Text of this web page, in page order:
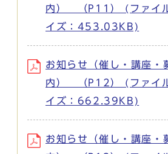
内） （P11） (ファイ
イズ：453.03KB)
お知らせ（催し・講座・
内） （P12） (ファイ
イズ：662.39KB)
お知らせ（催し・講座・